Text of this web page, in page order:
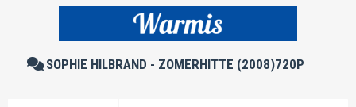
SOPHIE HILBRAND - ZOMERHITTE (2008)720P